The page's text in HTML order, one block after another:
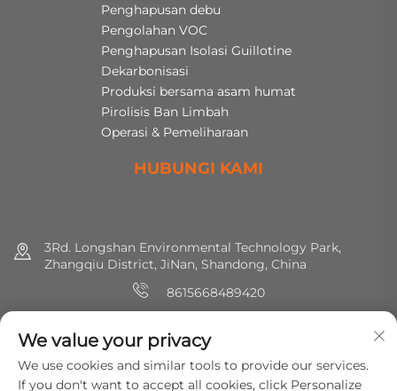
Penghapusan debu
Pengolahan VOC
Penghapusan Isolasi Guillotine
Dekarbonisasi
Produksi bersama asam humat
Pirolisis Ban Limbah
Operasi & Pemeliharaan
HUBUNGI KAMI
3Rd. Longshan Environmental Technology Park,
Zhangqiu District, JiNan, Shandong, China
8615668489420
[email protected]
We value your privacy
We use cookies and similar tools to provide our services.
If you don't want to accept all cookies, click Personalize